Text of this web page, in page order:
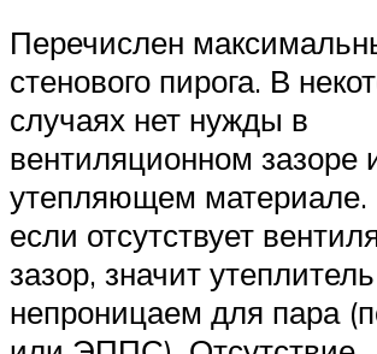
Перечислен
стенового пирога. В
случаях нет нужды в
вентиляционном зазоре
утепляющем материале.
если отсутствует
зазор, значит утеплитель
непроницаем для пара